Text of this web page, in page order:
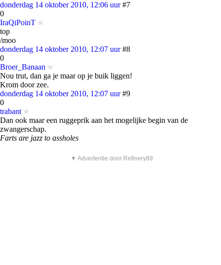
donderdag 14 oktober 2010, 12:06 uur #7
0
IraQiPoinT
top
/moo
donderdag 14 oktober 2010, 12:07 uur #8
0
Broer_Banaan
Nou trut, dan ga je maar op je buik liggen!
Krom door zee.
donderdag 14 oktober 2010, 12:07 uur #9
0
trabant
Dan ook maar een ruggeprik aan het mogelijke begin van de
zwangerschap.
Farts are jazz to assholes
▼ Advertentie door Refinery89